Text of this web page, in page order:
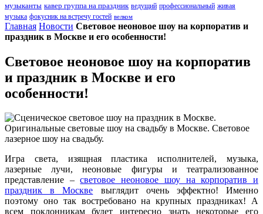
музыканты кавер группа на праздник ведущий профессиональный живая
музыка фокусник на встречу гостей велком
Главная Новости Световое неоновое шоу на корпоратив и
праздник в Москве и его особенности!
Световое неоновое шоу на корпоратив
и праздник в Москве и его
особенности!
Игра света, изящная пластика исполнителей, музыка,
лазерные лучи, неоновые фигуры и театрализованное
представление –световое неоновое шоу на корпоратив и
праздник в Москве выглядит очень эффектно! Именно
поэтому оно так востребовано на крупных праздниках! А
всем поклонникам будет интересно знать некоторые его